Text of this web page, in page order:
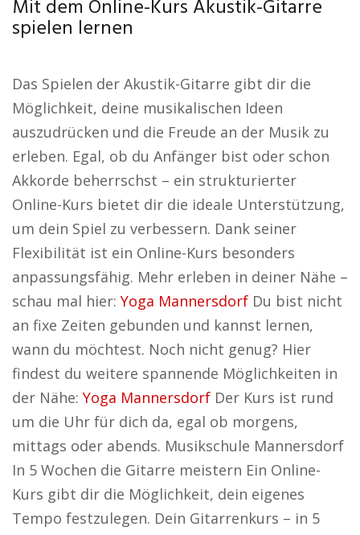
Mit dem Online-Kurs Akustik-Gitarre
spielen lernen
Das Spielen der Akustik-Gitarre gibt dir die
Möglichkeit, deine musikalischen Ideen
auszudrücken und die Freude an der Musik zu
erleben. Egal, ob du Anfänger bist oder schon
Akkorde beherrschst – ein strukturierter
Online-Kurs bietet dir die ideale Unterstützung,
um dein Spiel zu verbessern. Dank seiner
Flexibilität ist ein Online-Kurs besonders
anpassungsfähig. Mehr erleben in deiner Nähe –
schau mal hier: Yoga Mannersdorf Du bist nicht
an fixe Zeiten gebunden und kannst lernen,
wann du möchtest. Noch nicht genug? Hier
findest du weitere spannende Möglichkeiten in
der Nähe: Yoga Mannersdorf Der Kurs ist rund
um die Uhr für dich da, egal ob morgens,
mittags oder abends. Musikschule Mannersdorf
In 5 Wochen die Gitarre meistern Ein Online-
Kurs gibt dir die Möglichkeit, dein eigenes
Tempo festzulegen. Dein Gitarrenkurs – in 5